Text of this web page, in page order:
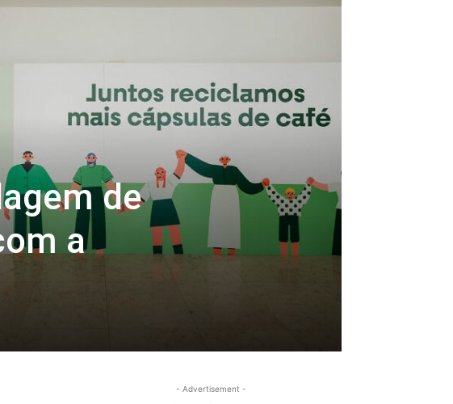
de
a
- Advertisement -